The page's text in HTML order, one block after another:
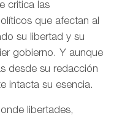
critica las
que afectan al
su libertad y su
gobierno. Y aunque
desde su redacción
intacta su esencia.
libertades,